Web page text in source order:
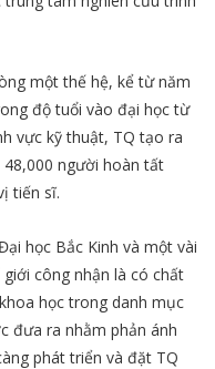
một thế hệ, kể từ năm
độ tuổi vào đại học từ
vực kỹ thuật, TQ tạo ra
48,000 người hoàn tất
tiến sĩ.
học Bắc Kinh và một vài
công nhận là có chất
học trong danh mục
đưa ra nhằm phản ánh
phát triển và đặt TQ